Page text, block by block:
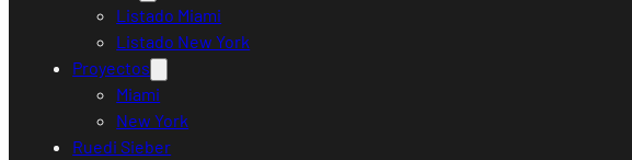
Listado Miami
Listado New York
Proyectos
Miami
New York
Ruedi Sieber